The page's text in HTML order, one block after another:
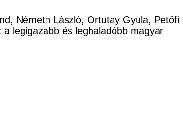
Németh László, Ortutay Gyula, Petőfi
legigazabb és leghaladóbb magyar